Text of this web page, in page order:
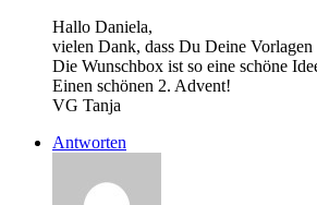
Hallo Daniela,
vielen Dank, dass Du Deine Vorlagen
Die Wunschbox ist so eine schöne
Einen schönen 2. Advent!
VG Tanja
Antworten